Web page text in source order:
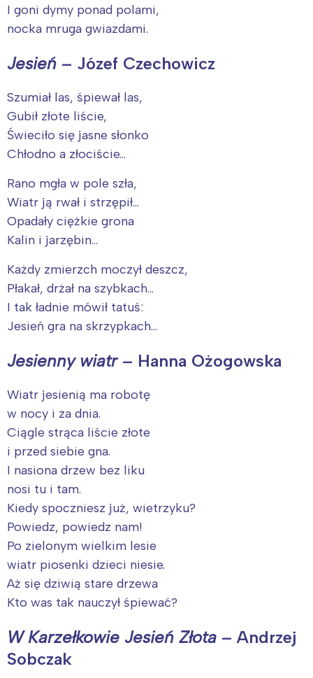
I goni dymy ponad polami,
nocka mruga gwiazdami.
Jesień – Józef Czechowicz
Szumiał las, śpiewał las,
Gubił złote liście,
Świeciło się jasne słonko
Chłodno a złociście…
Rano mgła w pole szła,
Wiatr ją rwał i strzępił…
Opadały ciężkie grona
Kalin i jarzębin…
Każdy zmierzch moczył deszcz,
Płakał, drżał na szybkach…
I tak ładnie mówił tatuś:
Jesień gra na skrzypkach…
Jesienny wiatr– Hanna Ożogowska
Wiatr jesienią ma robotę
w nocy i za dnia.
Ciągle strąca liście złote
i przed siebie gna.
I nasiona drzew bez liku
nosi tu i tam.
Kiedy spoczniesz już, wietrzyku?
Powiedz, powiedz nam!
Po zielonym wielkim lesie
wiatr piosenki dzieci niesie.
Aż się dziwią stare drzewa
Kto was tak nauczył śpiewać?
W Karzełkowie Jesień Złota – Andrzej
Sobczak